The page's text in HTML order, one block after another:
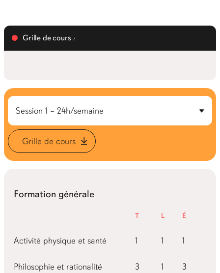
Grille de cours
Grille de cours
Formation générale
Théorie Labos
Activité physique et santé 1 1 1
Philosophie et rationalité 3 1 3